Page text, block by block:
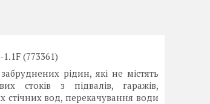
(773361)
рідин, які не містять
стоків з підвалів, гаражів,
стічних вод, перекачування води